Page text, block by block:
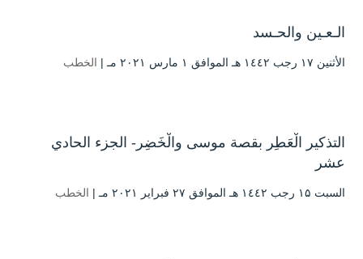
الـعـين والحـسد
الأثنين ۱۷ رجب ۱٤٤۲ هـ الموافق ۱ مارس ۲۰۲۱ مـ | الخطب
التذكير الْعَطِر بقصة موسى والْخَضِر- الجزء الحادي
عشر
السبت ۱۵ رجب ۱٤٤۲ هـ الموافق ۲۷ فبراير ۲۰۲۱ مـ | الخطب